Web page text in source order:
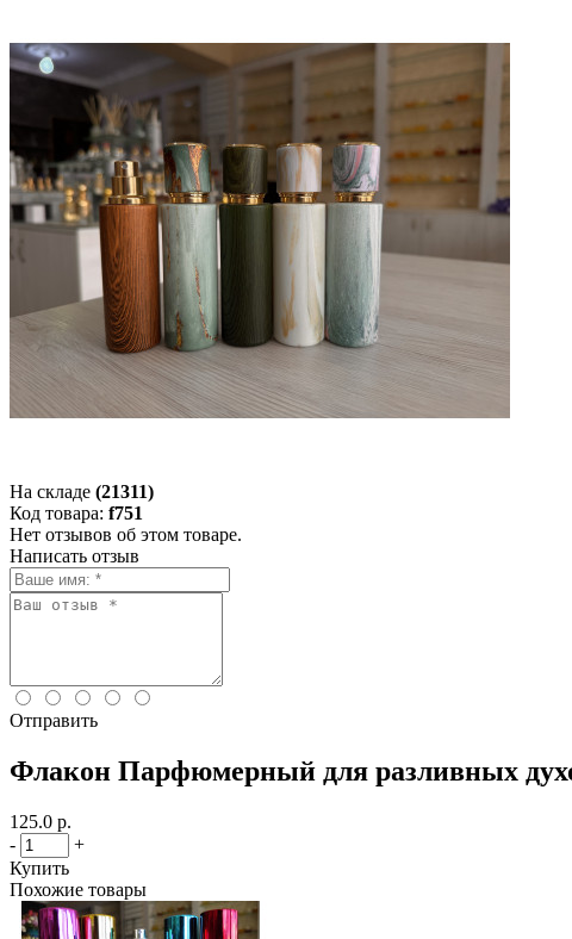
На складе (21311)
Код товара: f751
Нет отзывов об этом товаре.
Написать отзыв
Отправить
Флакон Парфюмерный для разливных
125.0 р.
-
+
Купить
Похожие товары